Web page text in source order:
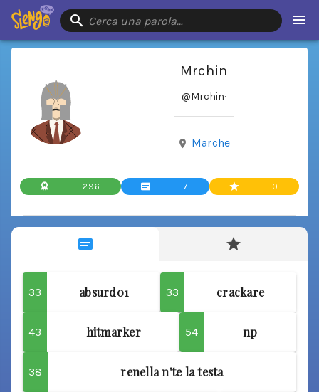
Cerca una parola…
Mrchin
@Mrchin·
Marche
296 7 0
33 absurd01 33 crackare
43 hitmarker 54 np
38 renella n'te la testa